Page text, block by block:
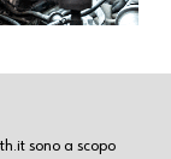
sono a scopo